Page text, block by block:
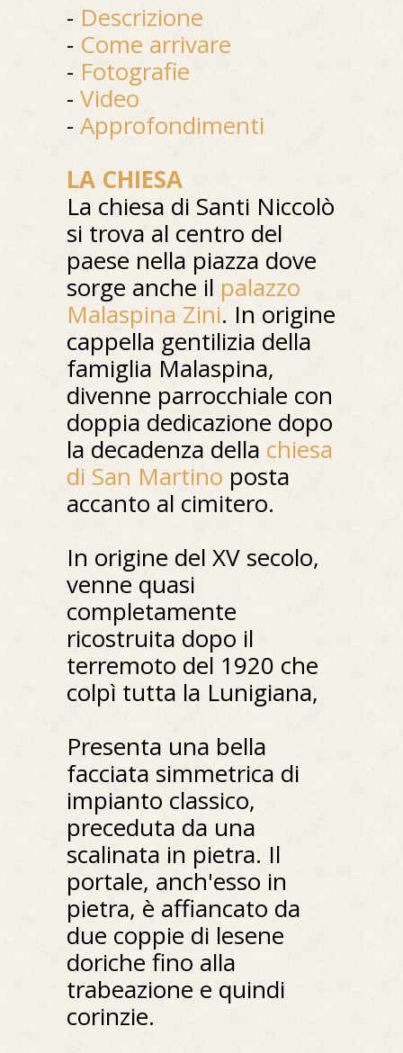
- Descrizione
- Come arrivare
- Fotografie
- Video
- Approfondimenti
LA CHIESA
La chiesa di Santi Niccolò
si trova al centro del
paese nella piazza dove
sorge anche il palazzo
Malaspina Zini. In origine
cappella gentilizia della
famiglia Malaspina,
divenne parrocchiale con
doppia dedicazione dopo
la decadenza della chiesa
di San Martino posta
accanto al cimitero.
In origine del XV secolo,
venne quasi
completamente
ricostruita dopo il
terremoto del 1920 che
colpì tutta la Lunigiana,
Presenta una bella
facciata simmetrica di
impianto classico,
preceduta da una
scalinata in pietra. Il
portale, anch'esso in
pietra, è affiancato da
due coppie di lesene
doriche fino alla
trabeazione e quindi
corinzie.